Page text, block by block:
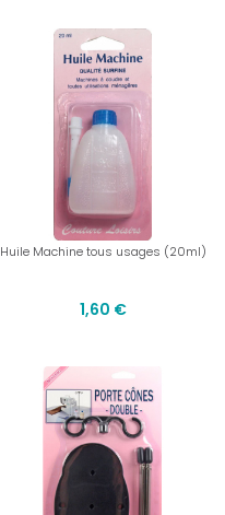
Huile Machine tous usages (20ml)
1,60 €